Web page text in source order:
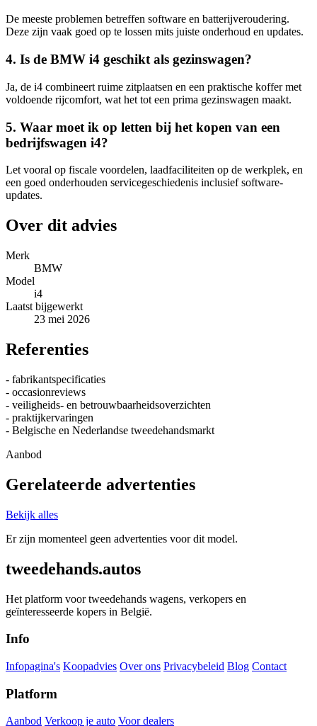
De meeste problemen betreffen software en batterijveroudering.
Deze zijn vaak goed op te lossen mits juiste onderhoud en updates.
4. Is de BMW i4 geschikt als gezinswagen?
Ja, de i4 combineert ruime zitplaatsen en een praktische koffer met
voldoende rijcomfort, wat het tot een prima gezinswagen maakt.
5. Waar moet ik op letten bij het kopen van een
bedrijfswagen i4?
Let vooral op fiscale voordelen, laadfaciliteiten op de werkplek, en
een goed onderhouden servicegeschiedenis inclusief software-
updates.
Over dit advies
Merk
BMW
Model
i4
Laatst bijgewerkt
23 mei 2026
Referenties
- fabrikantspecificaties
- occasionreviews
- veiligheids- en betrouwbaarheidsoverzichten
- praktijkervaringen
- Belgische en Nederlandse tweedehandsmarkt
Aanbod
Gerelateerde advertenties
Bekijk alles
Er zijn momenteel geen advertenties voor dit model.
tweedehands.autos
Het platform voor tweedehands wagens, verkopers en
geïnteresseerde kopers in België.
Info
Infopagina's Koopadvies Over ons Privacybeleid Blog Contact
Platform
Aanbod Verkoop je auto Voor dealers